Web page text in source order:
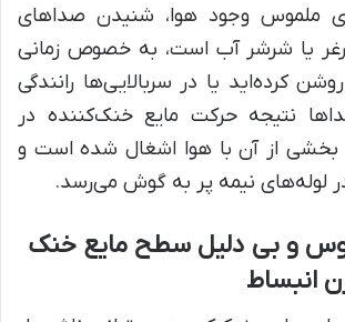
ملموس وجود هوا، شنیدن صداهای
یا شرشر آب است، به خصوص زمانی
کرده‌اید یا در سربالایی‌ها رانندگی
نتیجه حرکت مایع خنک‌کننده در
از آن با هوا اشغال شده است و
لوله‌های نیمه پر به گوش می‌رسد.
و بی‌ دلیل سطح مایع خنک‌
انبساط